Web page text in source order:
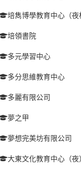
培雋博學教育中心（夜
培領書院
多元學習中心
多分思維教育中心
多麗有限公司
夢之甲
夢想完美坊有限公司
大東文化教育中心（夜）